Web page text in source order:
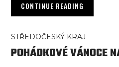
CONTINUE READING
STŘEDOČESKÝ KRAJ
POHÁDKOVÉ VÁNOCE